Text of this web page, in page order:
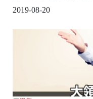
2019-08-20